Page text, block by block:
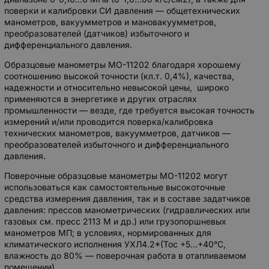
поверки и калибровки СИ давления — общетехнических
манометров, вакуумметров и мановакуумметров,
преобразователей (датчиков) избыточного и
дифференциального давления.
Образцовые манометры МО-11202 благодаря хорошему
соотношению высокой точности (кл.т. 0,4%), качества,
надежности и относительно невысокой цены, широко
применяются в энергетике и других отраслях
промышленности — везде, где требуется высокая точность
измерений и/или проводится поверка/калибровка
технических манометров, вакуумметров, датчиков —
преобразователей избыточного и дифференциального
давления.
Поверочные образцовые манометры МО-11202 могут
использоваться как самостоятельные высокоточные
средства измерения давления, так и в составе задатчиков
давления: прессов манометрических (гидравлических или
газовых см. пресс 2113 М и др.) или грузопоршневых
манометров МП; в условиях, нормированных для
климатического исполнения УХЛ4.2*(Тос +5…+40°C,
влажность до 80% — поверочная работа в отапливаемом
помещении).